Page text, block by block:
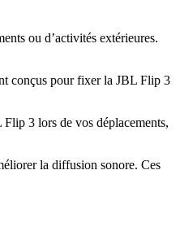
ou d’activités extérieures.
conçus pour fixer la JBL Flip 3
3 lors de vos déplacements,
la diffusion sonore. Ces